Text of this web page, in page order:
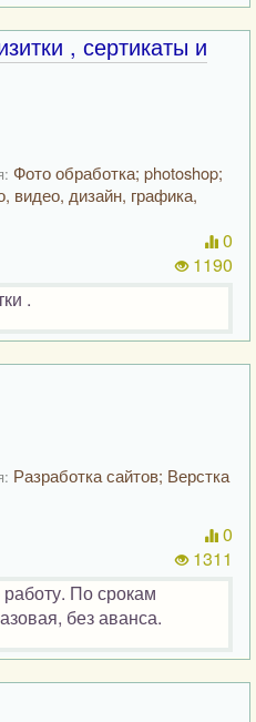
, сертикаты и
Фото обработка; photoshop;
видео, дизайн, графика,
0
1190
.
Разработка сайтов; Верстка
0
1311
По срокам
без аванса.